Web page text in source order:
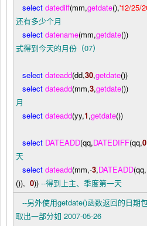
select datediff(mm,getdate(),'12/25/
还有多少个月
select datename(mm,getdate
式得到今天的月份（07）
select dateadd(dd,30,getdate
select dateadd(mm,3,getdate
月
select dateadd(yy,1,getdate())
select DATEADD(qq,DATEDIFF(qq,0
天
select dateadd(mm,-3,DATEADD(qq,
()), 0)) --得到上主、季度第一天
--另外使用getdate()函数返回的日期
取出一部分如 2007-05-26